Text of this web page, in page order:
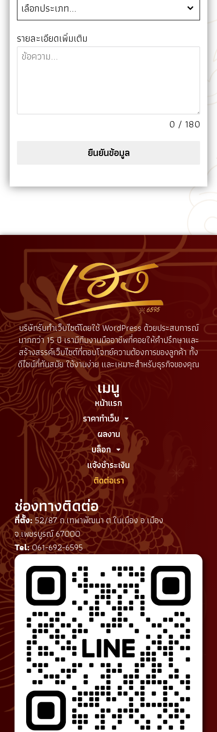
เลือกประเภท...
รายละเอียดเพิ่มเติม
0 / 180
ยืนยันข้อมูล
บริษัทรับทำเว็บไซต์โดยใช้ WordPress ด้วยประสบการณ์
มากกว่า 15 ปี เรามีทีมงานมืออาชีพที่คอยให้คำปรึกษาและ
สร้างสรรค์เว็บไซต์ที่ตอบโจทย์ความต้องการของลูกค้า ทั้ง
ดีไซน์ที่ทันสมัย ใช้งานง่าย และเหมาะสำหรับธุรกิจของคุณ
เมนู
หน้าแรก
ราคาทำเว็บ
ผลงาน
บล็อก
แจ้งชำระเงิน
ติดต่อเรา
ช่องทางติดต่อ
ที่ตั้ง:52/87 ถ.เทพาพัฒนา ต.ในเมือง อ.เมือง
จ.เพชรบูรณ์ 67000
Tel:061-692-6595